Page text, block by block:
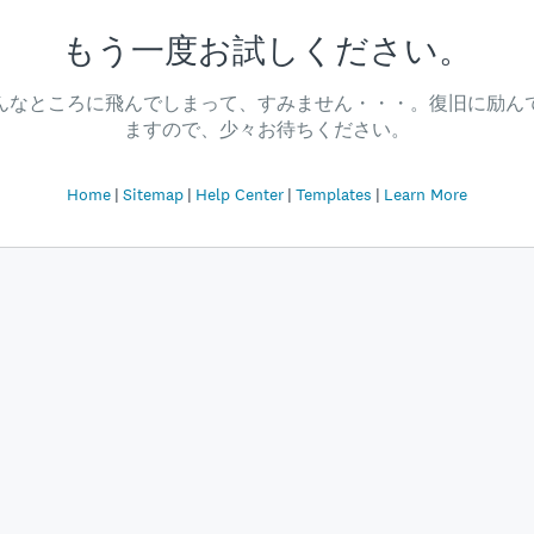
もう一度お試しください。
なところに飛んでしまって、すみません・・・。復旧に励ん
ますので、少々お待ちください。
Home Sitemap Help Center Templates Learn More